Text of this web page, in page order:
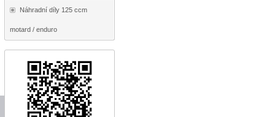
Náhradní díly 125 ccm
motard / enduro